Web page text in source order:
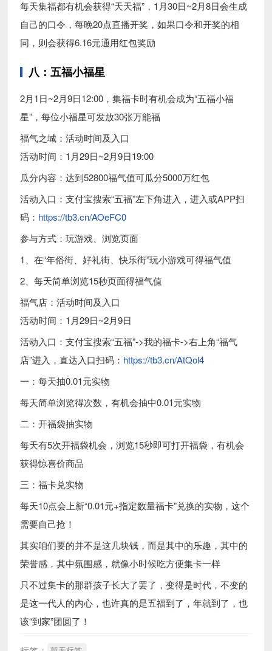
每天集福都有机会获得“天天福”，1月30日~2月8日会生成
自己的口令，每晚20点直播开奖，如果口令和开奖的相
同，则会获得6.16元通用红包奖励
八：五福小福星
2月1日~2月9日12:00，集福卡时有机会成为“五福小福
星”，每位小福星可发放30张万能福
福气之城：活动时间及入口
活动时间：1月29日~2月9日19:00
瓜分内容：达到52800福气值可瓜分5000万红包
活动入口：支付宝搜索“五福”左下角进入，进入或APP扫
码： https://tb3.cn/AOeFC0
参与方式：玩游戏、浏览页面
1、在“年俗街、好礼街、快乐街”玩小游戏可得福气值
2、每天简单浏览15秒页面得福气值
福气店：活动时间及入口
活动时间：1月29日~2月9日
活动入口：支付宝搜索“五福”->我的福卡->右上角“福气
店”进入，直达入口扫码： https://tb3.cn/AtQol4
一：每天抽0.01元实物
每天简单浏览得次数，有机会抽中0.01元实物
二：开福袋抽实物
每天有5次开福袋机会，浏览15秒即可打开福袋，有机会
获得惊喜价商品
三：福卡兑实物
每天10点会上新“0.01元+指定数量福卡”兑换的实物，这个
需要自己抢！
其实咱们要的并不是这几块钱，而是其中的乐趣，其中的
荣誉感，其中氛围感，就像小时候吃方便集卡一样
只不过集卡的那群孩子长大了罢了，变得是时代，不变的
是这一代人的内心，也许真的是五福到了，年就到了，也
该“到家”团圆了！